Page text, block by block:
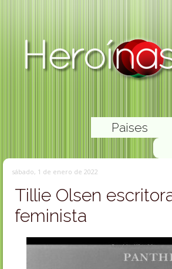
Paises
sábado, 1 de enero de 2022
Tillie Olsen
feminista